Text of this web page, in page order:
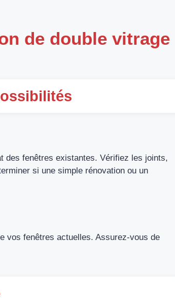
de double vitrage
des fenêtres existantes. Vérifiez les joints,
si une simple rénovation ou un
vos fenêtres actuelles. Assurez-vous de